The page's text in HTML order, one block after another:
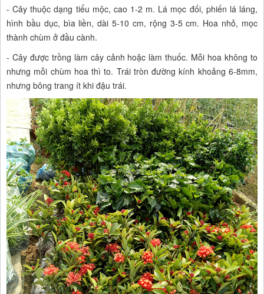
- Cây thuộc dạng tiểu mộc, cao 1-2 m. Lá mọc đối, phiến lá láng,
hình bầu dục, bìa liền, dài 5-10 cm, rộng 3-5 cm. Hoa nhỏ, mọc
thành chùm ở đầu cành.
- Cây được trồng làm cây cảnh hoặc làm thuốc. Mỗi hoa không to
nhưng mỗi chùm hoa thì to. Trái tròn đường kính khoảng 6-8mm,
nhưng bông trang ít khi đậu trái.